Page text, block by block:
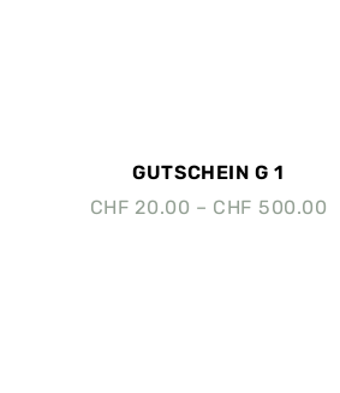
GUTSCHEIN G 1
CHF 20.00 – CHF 500.00